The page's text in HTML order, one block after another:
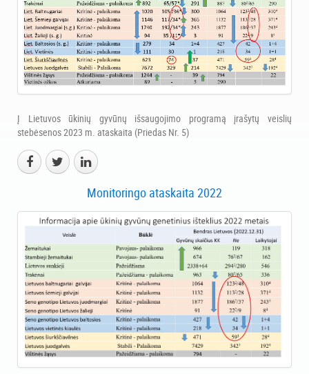
Į Lietuvos ūkinių gyvūnų išsaugojimo programą įrašytų veislių
stebėsenos 2023 m. ataskaita (Priedas Nr. 5)
Monitoringo ataskaita 2022